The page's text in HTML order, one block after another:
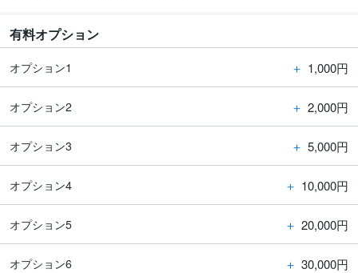
有料オプション
オプション1 ＋ 1,000円
オプション2 ＋ 2,000円
オプション3 ＋ 5,000円
オプション4 ＋ 10,000円
オプション5 ＋ 20,000円
オプション6 ＋ 30,000円